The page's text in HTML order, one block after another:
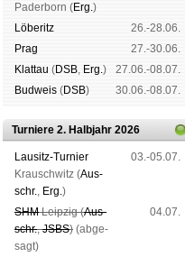
Pader­born (Erg.)
Lö­be­ritz
26.-28.06.
Prag
27.-30.06.
Klat­tau (DSB, Erg.)
27.06.-08.07.
Bud­weis (DSB) 30.06.-08.07.
Turniere 2. Halbjahr 2026
Lau­sitz-Tur­nier
Krausch­witz (Aus­
schr., Erg.)
03.-05.07.
SHMLeip­zig (Aus­
schr.,JSBS) (ab­ge­
sagt)
04.07.